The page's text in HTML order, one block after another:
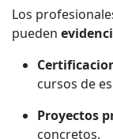
Los
pueden
cursos de
Proyectos
concretos.